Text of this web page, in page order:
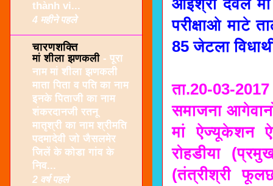
आईश्री देवल मां
परीक्षाओ माटे
85 जेटला
ता.20-03-
समाजना
मां ऐज्यूकेशन
रोहडीया
(तंत्रीश्री
thành vi...
4 महीने पहले
चारणशक्ति
मां शीला झणकली - पूरा
नाम मां शीला झणकली
माता पिता व पति का नाम
इनके पिताजी का नाम
शंकरदानजी रतनू
मातृश्री का नाम श्रीमति
पदमादेवी जो जैसलमेर
जिलें के कोडा गांव के
निव...
2 वर्ष पहले